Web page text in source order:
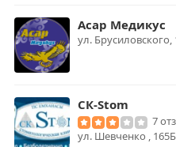
Асар Медикус
ул.
СК-Stom
7
ул. Шевченко , 165Б